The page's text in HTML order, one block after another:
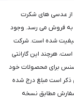
یکی از عدسی های شکرت
اسنس می باشد که با نام تجاری Essence SHMC 1.6 به فروش می رسد. وجود
کیفیت شده است. شرکت
هرچند این گارانتی
برای محصولات خود
ذکر است مبلغ درج شده
مطابق نسخه